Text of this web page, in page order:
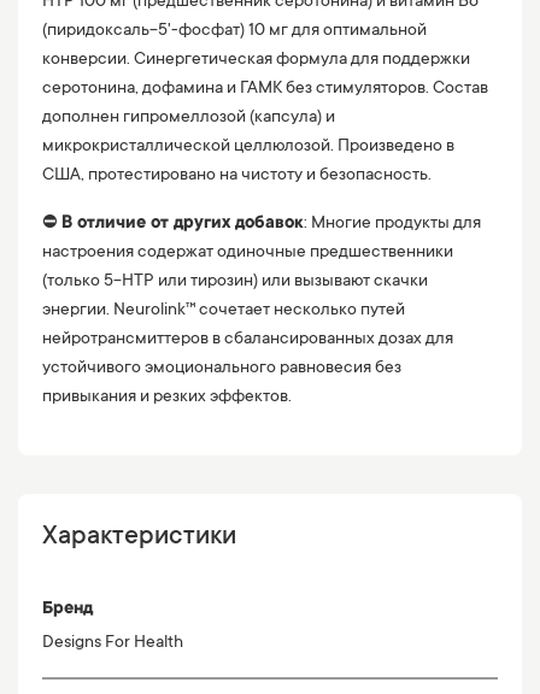
(пиридоксаль-5'-фосфат) 10 мг для оптимальной
конверсии. Синергетическая формула для поддержки
серотонина, дофамина и ГАМК без стимуляторов. Состав
дополнен гипромеллозой (капсула) и
микрокристаллической целлюлозой. Произведено в
США, протестировано на чистоту и безопасность.
⛔️ В отличие от других добавок: Многие продукты для
настроения содержат одиночные предшественники
(только 5-HTP или тирозин) или вызывают скачки
энергии. Neurolink™ сочетает несколько путей
нейротрансмиттеров в сбалансированных дозах для
устойчивого эмоционального равновесия без
привыкания и резких эффектов.
Характеристики
Бренд
Designs For Health